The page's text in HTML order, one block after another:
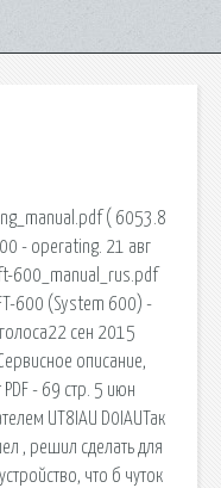
( 6053.8
- operating. 21 авг
600_manual_rus.pdf
600 (System 600) -
сен 2015
описание,
- 69 стр. 5 июн
UT8IAU D0IAUТак
, решил сделать для
что б чуток